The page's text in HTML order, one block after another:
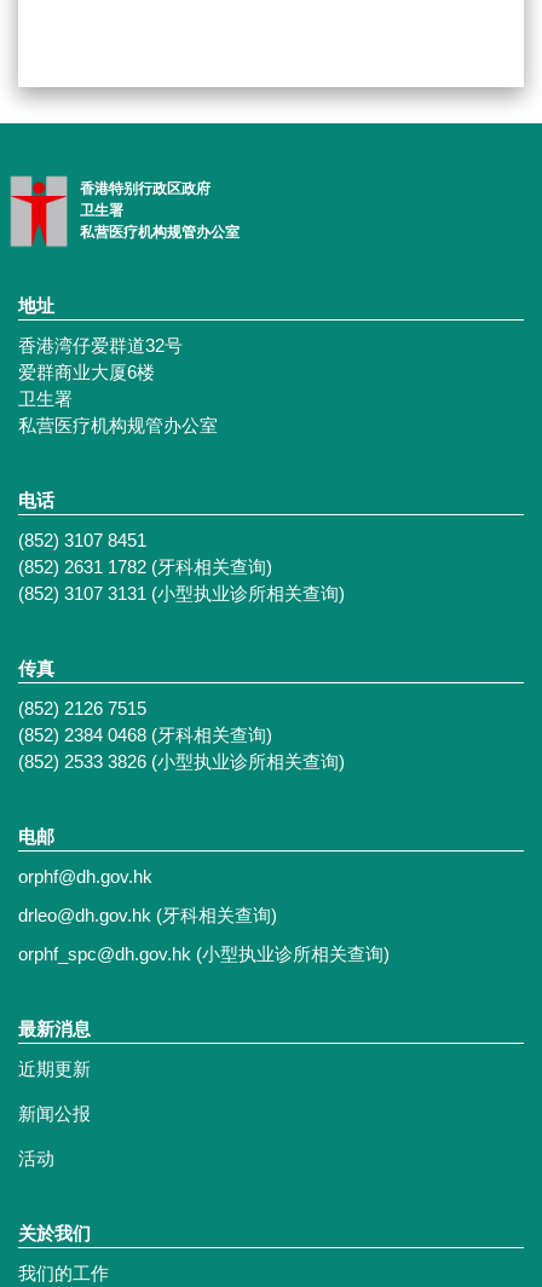
香港特别行政区政府
卫生署
私营医疗机构规管办公室
地址
香港湾仔爱群道32号
爱群商业大厦6楼
卫生署
私营医疗机构规管办公室
电话
(852) 3107 8451
(852) 2631 1782 (牙科相关查询)
(852) 3107 3131 (小型执业诊所相关查询)
传真
(852) 2126 7515
(852) 2384 0468 (牙科相关查询)
(852) 2533 3826 (小型执业诊所相关查询)
电邮
orphf@dh.gov.hk
drleo@dh.gov.hk (牙科相关查询)
orphf_spc@dh.gov.hk (小型执业诊所相关查询)
最新消息
近期更新
新闻公报
活动
关於我们
我们的工作